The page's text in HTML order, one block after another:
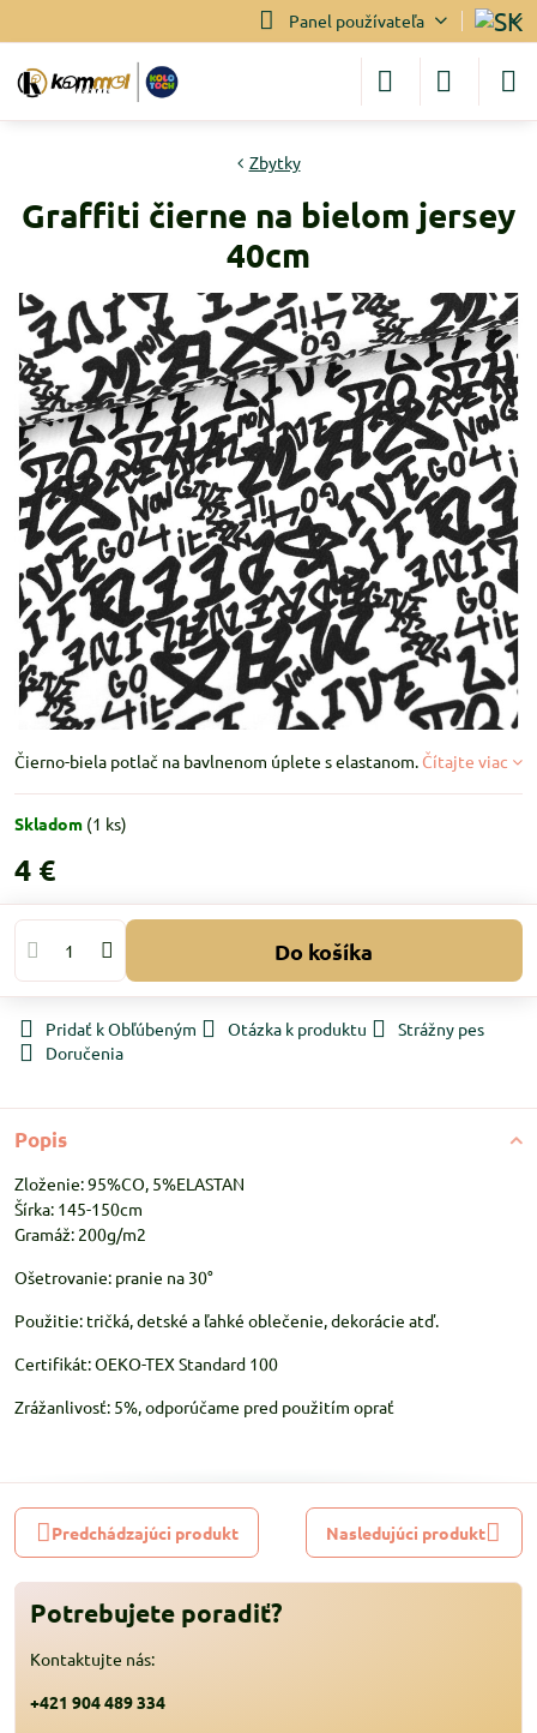
Panel používateľa
Zbytky
Graffiti čierne na bielom jersey
40cm
Čierno-biela potlač na bavlnenom úplete s elastanom. Čítajte viac
Skladom (1 ks)
4 €
Do košíka
Pridať k Obľúbeným Otázka k produktu
Strážny pes
Doručenia
Popis
Zloženie: 95%CO, 5%ELASTAN
Šírka: 145-150cm
Gramáž: 200g/m2
Ošetrovanie: pranie na 30°
Použitie: tričká, detské a ľahké oblečenie, dekorácie atď.
Certifikát: OEKO-TEX Standard 100
Zrážanlivosť: 5%, odporúčame pred použitím oprať
Predchádzajúci produkt Nasledujúci produkt
Potrebujete poradiť?
Kontaktujte nás:
+421 904 489 334